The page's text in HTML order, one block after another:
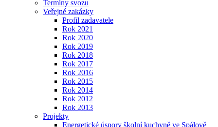
Termíny svozu
Veřejné zakázky
Profil zadavatele
Rok 2021
Rok 2020
Rok 2019
Rok 2018
Rok 2017
Rok 2016
Rok 2015
Rok 2014
Rok 2012
Rok 2013
Projekty
Energetické úspory školní kuchyně ve Spálově